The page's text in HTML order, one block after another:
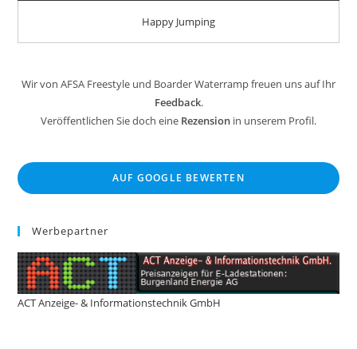
Happy Jumping
Wir von AFSA Freestyle und Boarder Waterramp freuen uns auf Ihr
Feedback.
Veröffentlichen Sie doch eine Rezension in unserem Profil.
AUF GOOGLE BEWERTEN
Werbepartner
ACT Anzeige- & Informationstechnik GmbH